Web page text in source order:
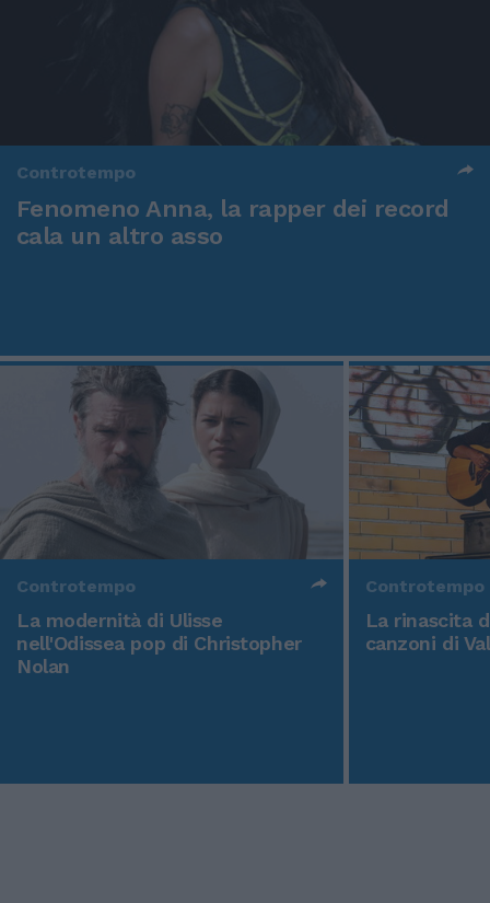
Controtempo
Fenomeno Anna, la rapper dei record
cala un altro asso
Controtempo
La modernità di Ulisse
nell'Odissea pop di Christopher
Nolan
Controtempo
La rinascita
canzoni di